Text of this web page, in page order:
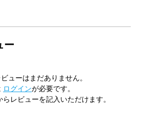
ー
ューはまだありません。
ログインが必要です。
らレビューを記入いただけます。